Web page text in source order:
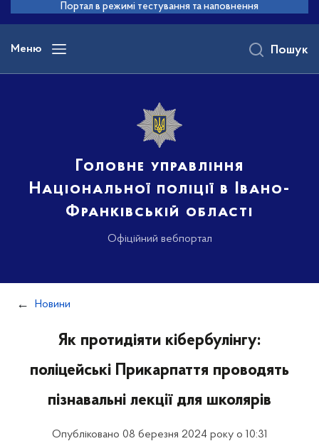
основного
вмісту
Портал в режимі тестування та наповнення
Меню
Головне управління
Національної поліції в Івано-
Франківській області
Офіційний вебпортал
Пошук
Новини
Як протидіяти кібербулінгу:
поліцейські Прикарпаття проводять
пізнавальні лекції для школярів
Опубліковано 08 березня 2024 року о 10:31